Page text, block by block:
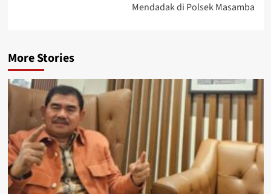
Mendadak di Polsek Masamba
More Stories